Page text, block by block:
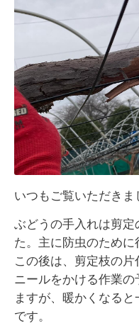
いつもご覧いただきま
ぶどうの手入れは剪
た。主に防虫のために
この後は、剪定枝の
ニールをかける作業
ますが、暖かくなる
です。